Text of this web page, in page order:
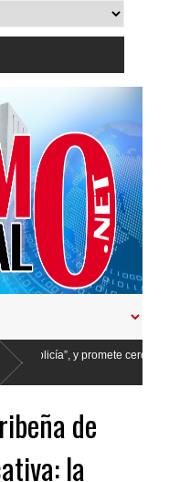
promete cero impunidad ante
de
la